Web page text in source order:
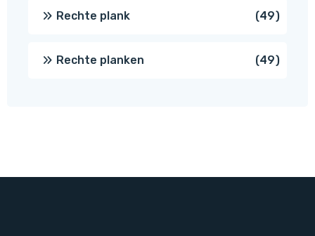
Rechte plank 4949
Rechte planken 4949